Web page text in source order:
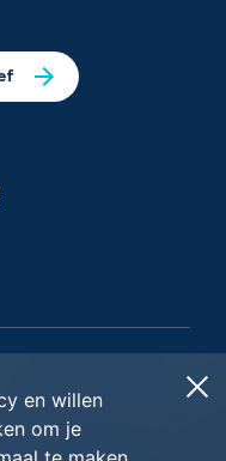
en willen
om je